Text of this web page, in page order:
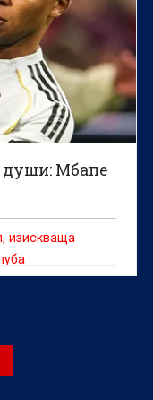
души: Мбапе
изискваща